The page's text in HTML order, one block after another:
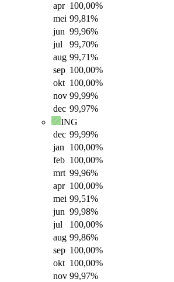
apr 100,00%
mei 99,81%
jun 99,96%
jul
99,70%
aug 99,71%
sep 100,00%
okt 100,00%
nov 99,99%
dec 99,97%
ING
dec 99,99%
jan
100,00%
feb 100,00%
mrt 99,96%
apr 100,00%
mei 99,51%
jun 99,98%
jul
100,00%
aug 99,86%
sep 100,00%
okt 100,00%
nov 99,97%